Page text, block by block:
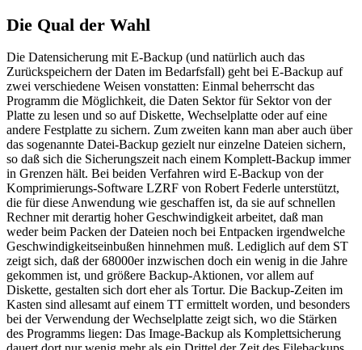
Die Qual der Wahl
Die Datensicherung mit E-Backup (und natürlich auch das
Zurückspeichern der Daten im Bedarfsfall) geht bei E-Backup auf
zwei verschiedene Weisen vonstatten: Einmal beherrscht das
Programm die Möglichkeit, die Daten Sektor für Sektor von der
Platte zu lesen und so auf Diskette, Wechselplatte oder auf eine
andere Festplatte zu sichern. Zum zweiten kann man aber auch über
das sogenannte Datei-Backup gezielt nur einzelne Dateien sichern,
so daß sich die Sicherungszeit nach einem Komplett-Backup immer
in Grenzen hält. Bei beiden Verfahren wird E-Backup von der
Komprimierungs-Software LZRF von Robert Federle unterstützt,
die für diese Anwendung wie geschaffen ist, da sie auf schnellen
Rechner mit derartig hoher Geschwindigkeit arbeitet, daß man
weder beim Packen der Dateien noch bei Entpacken irgendwelche
Geschwindigkeitseinbußen hinnehmen muß. Lediglich auf dem ST
zeigt sich, daß der 68000er inzwischen doch ein wenig in die Jahre
gekommen ist, und größere Backup-Aktionen, vor allem auf
Diskette, gestalten sich dort eher als Tortur. Die Backup-Zeiten im
Kasten sind allesamt auf einem TT ermittelt worden, und besonders
bei der Verwendung der Wechselplatte zeigt sich, wo die Stärken
des Programms liegen: Das Image-Backup als Komplettsicherung